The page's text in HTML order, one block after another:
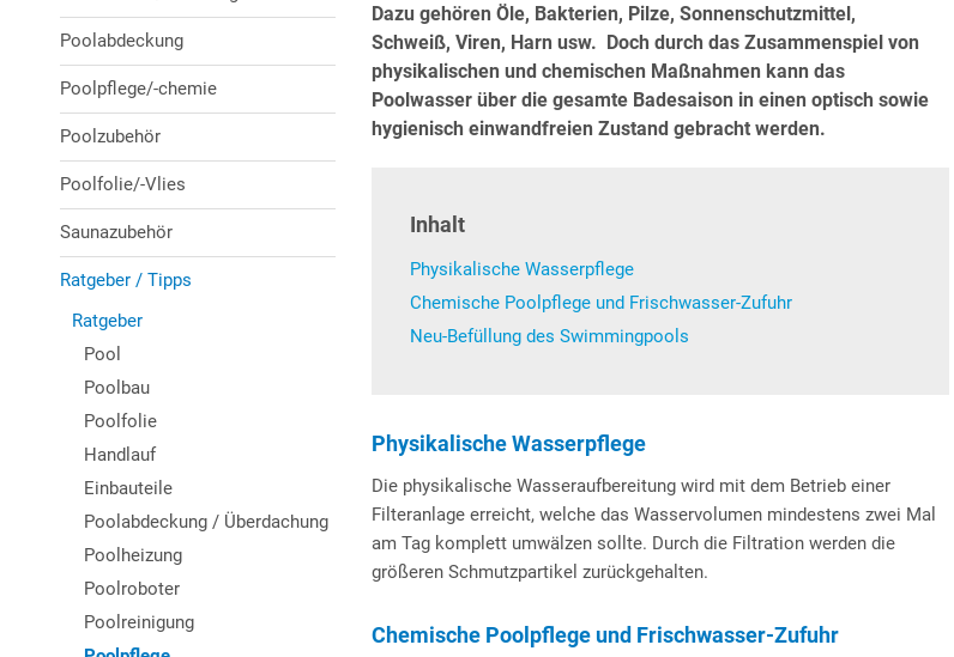
Poolabdeckung
Poolpflege/-chemie
Poolzubehör
Poolfolie/-Vlies
Saunazubehör
Ratgeber / Tipps
Ratgeber
Pool
Poolbau
Poolfolie
Handlauf
Einbauteile
Poolabdeckung / Überdachung
Poolheizung
Poolroboter
Poolreinigung
Dazu gehören Öle, Bakterien, Pilze, Sonnenschutzmittel,
Schweiß, Viren, Harn usw. Doch durch das Zusammenspiel von
physikalischen und chemischen Maßnahmen kann das
Poolwasser über die gesamte Badesaison in einen optisch sowie
hygienisch einwandfreien Zustand gebracht werden.
Inhalt
Physikalische Wasserpflege
Chemische Poolpflege und Frischwasser-Zufuhr
Neu-Befüllung des Swimmingpools
Physikalische Wasserpflege
Die physikalische Wasseraufbereitung wird mit dem Betrieb einer
Filteranlage erreicht, welche das Wasservolumen mindestens zwei Mal
am Tag komplett umwälzen sollte. Durch die Filtration werden die
größeren Schmutzpartikel zurückgehalten.
Chemische Poolpflege und Frischwasser-Zufuhr